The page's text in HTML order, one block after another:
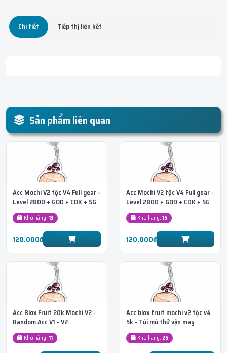
Chi tiết Tiếp thị liên kết
Sản phẩm liên quan
Acc Mochi V2 tộc V4 Full gear -
Level 2800 + GOD + CDK + SG
+ Race Cyborg
Kho hàng:13
120.000đ
Acc Mochi V2 tộc V4 Full gear -
Level 2800 + GOD + CDK + SG
+ Race Ghoul
Kho hàng:15
120.000đ
Acc Blox Fruit 20k Mochi V2 -
Random Acc V1 - V2
Kho hàng:11
Acc blox fruit mochi v2 tộc v4
5k - Túi mù thử vận may
Kho hàng: 25